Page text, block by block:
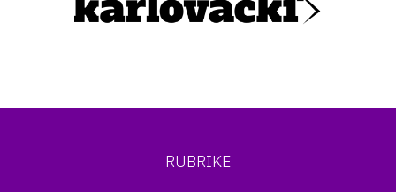
RUBRIKE